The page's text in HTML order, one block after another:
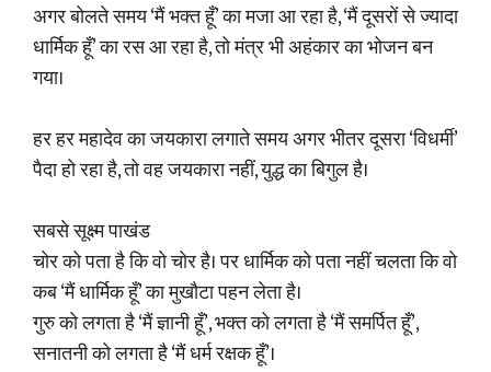
अगर बोलते समय ‘मैं भक्त हूँ’ का मजा आ रहा है, ‘मैं दूसरों से ज्यादा
धार्मिक हूँ’ का रस आ रहा है, तो मंत्र भी अहंकार का भोजन बन
गया।
हर हर महादेव का जयकारा लगाते समय अगर भीतर दूसरा ‘विधर्मी’
पैदा हो रहा है, तो वह जयकारा नहीं, युद्ध का बिगुल है।
सबसे सूक्ष्म पाखंड
चोर को पता है कि वो चोर है। पर धार्मिक को पता नहीं चलता कि वो
कब ‘मैं धार्मिक हूँ’ का मुखौटा पहन लेता है।
गुरु को लगता है ‘मैं ज्ञानी हूँ’, भक्त को लगता है ‘मैं समर्पित हूँ’,
सनातनी को लगता है ‘मैं धर्म रक्षक हूँ’।